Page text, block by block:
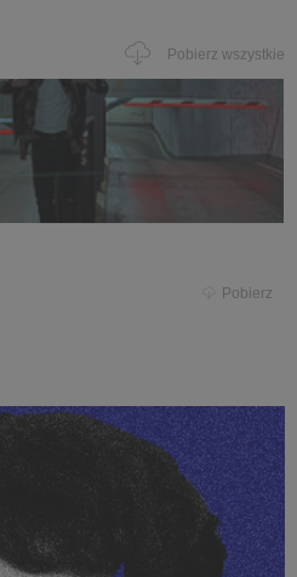
Pobierz wszystkie
Pobierz